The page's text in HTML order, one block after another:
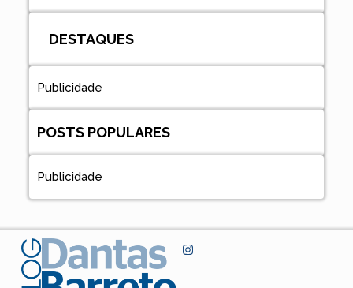
DESTAQUES
Publicidade
POSTS POPULARES
Publicidade